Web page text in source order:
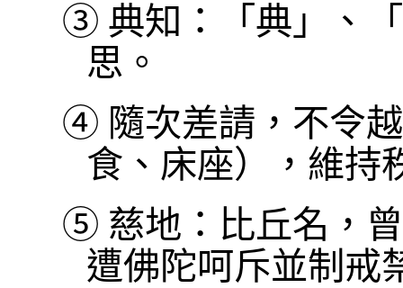
③ 典知：「典」、
思。
④ 隨次差請，不令
食、床座），維持
⑤ 慈地：比丘名，
遭佛陀呵斥並制戒